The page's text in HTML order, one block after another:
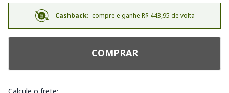
Cashback: compre e ganhe R$ 443,95 de volta
COMPRAR